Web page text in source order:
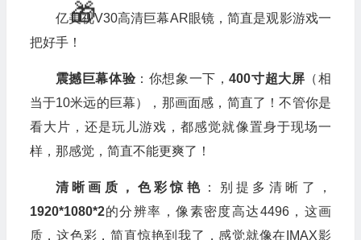
亿美视V30高清巨幕AR眼镜，简直是观影游戏一
把好手！
震撼巨幕体验 ：你想象一下，400寸超大屏 （相
当于10米远的巨幕），那画面感，简直了！不管你是
看大片，还是玩儿游戏，都感觉就像置身于现场一
样，那感觉，简直不能更爽了！
清晰画质，色彩惊艳 ：别提多清晰了，
1920*1080*2的分辨率，像素密度高达4496，这画
质，这色彩，简直惊艳到我了，感觉就像在IMAX影
🎁